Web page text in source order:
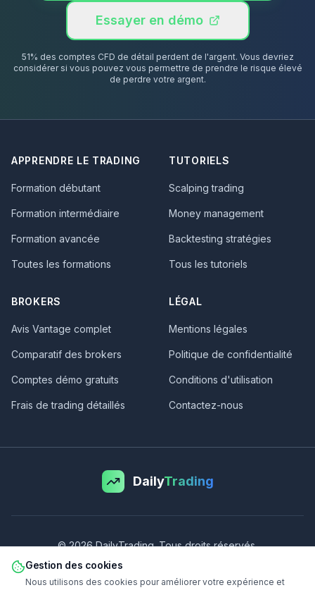
Essayer en démo
51% des comptes CFD de détail perdent de l'argent. Vous devriez
considérer si vous pouvez vous permettre de prendre le risque élevé
de perdre votre argent.
APPRENDRE LE TRADING
Formation débutant
Formation intermédiaire
Formation avancée
Toutes les formations
TUTORIELS
Scalping trading
Money management
Backtesting stratégies
Tous les tutoriels
BROKERS
Avis Vantage complet
Comparatif des brokers
Comptes démo gratuits
Frais de trading détaillés
LÉGAL
Mentions légales
Politique de confidentialité
Conditions d'utilisation
Contactez-nous
DailyTrading
©2026DailyTrading. Tous droits réservés.
Avertissement sur les risques :
de perte significatif, il ne convient donc pas à tous les investisseurs.
51% des comptes CFD de détail perdent de l'argent. Vous devriez
Gestion des cookies
Nous utilisons des cookies pour améliorer votre expérience et